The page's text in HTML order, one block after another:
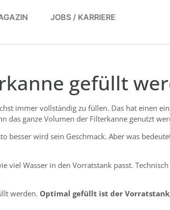
JOBS / KARRIERE
gefüllt
immer vollständig zu füllen. Das hat einen
das ganze Volumen der Filterkanne genutzt
besser wird sein Geschmack. Aber was
viel Wasser in den Vorratstank passt.
werden. Optimal gefüllt ist der